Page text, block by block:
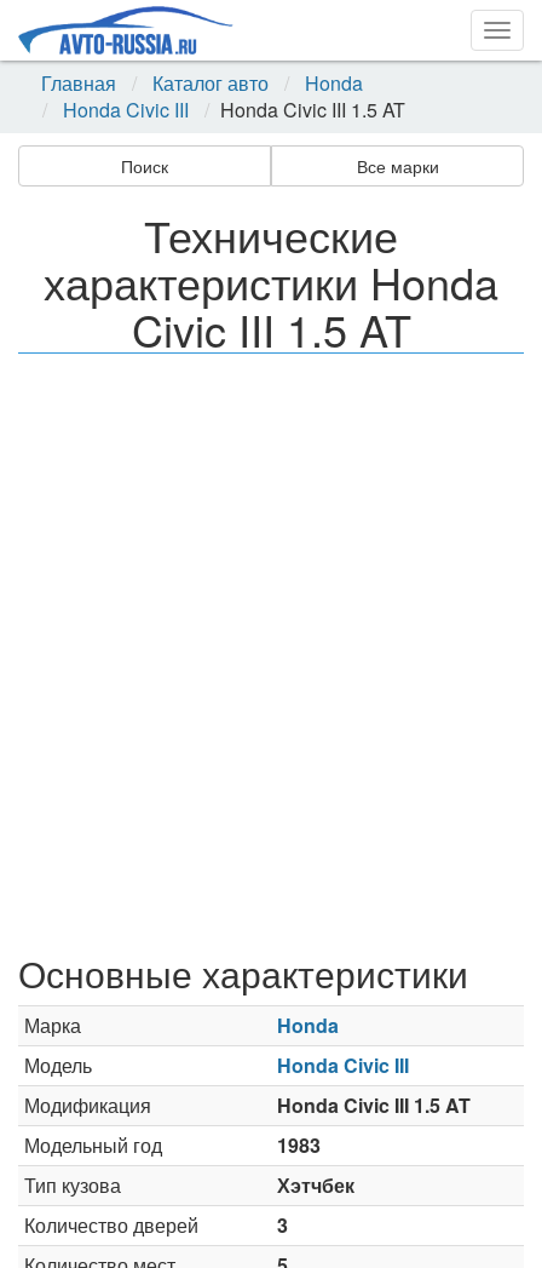
Главная
Каталог авто
Honda
Honda Civic III
Honda Civic III 1.5 AT
Поиск Все марки
Технические
характеристики Honda
Civic III 1.5 AT
Основные характеристики
Марка
Honda
Модель
Honda Civic III
Модификация
Honda Civic III 1.5 AT
Модельный год
1983
Тип кузова
Хэтчбек
Количество дверей
3